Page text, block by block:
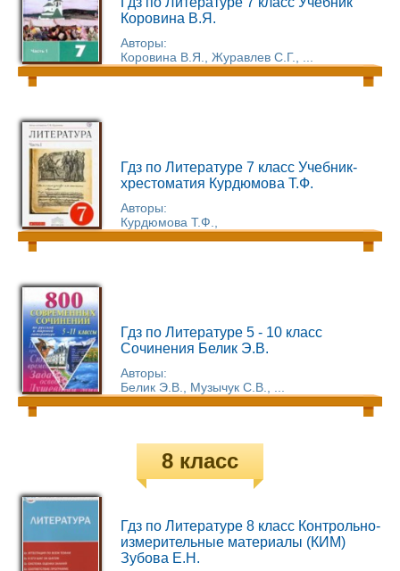
Коровина В.Я.
Авторы:
Коровина В.Я., Журавлев С.Г., ...
Гдз по Литературе 7 класс Учебник-
хрестоматия Курдюмова Т.Ф.
Авторы:
Курдюмова Т.Ф.,
Гдз по Литературе 5 - 10 класс
Сочинения Белик Э.В.
Авторы:
Белик Э.В., Музычук С.В., ...
8 класс
Гдз по Литературе 8 класс Контрольно-
измерительные материалы (КИМ)
Зубова Е.Н.